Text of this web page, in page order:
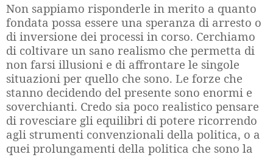
Non sappiamo risponderle in merito a quanto
fondata possa essere una speranza di arresto o
di inversione dei processi in corso. Cerchiamo
di coltivare un sano realismo che permetta di
non farsi illusioni e di affrontare le singole
situazioni per quello che sono. Le forze che
stanno decidendo del presente sono enormi e
soverchianti. Credo sia poco realistico pensare
di rovesciare gli equilibri di potere ricorrendo
agli strumenti convenzionali della politica, o a
quei prolungamenti della politica che sono la